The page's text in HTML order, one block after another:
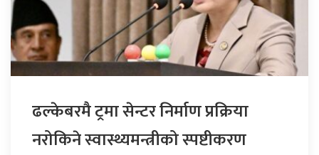
ढल्केबरमै ट्रमा सेन्टर निर्माण प्रक्रिया
नरोकिने स्वास्थ्यमन्त्रीको स्पष्टीकरण